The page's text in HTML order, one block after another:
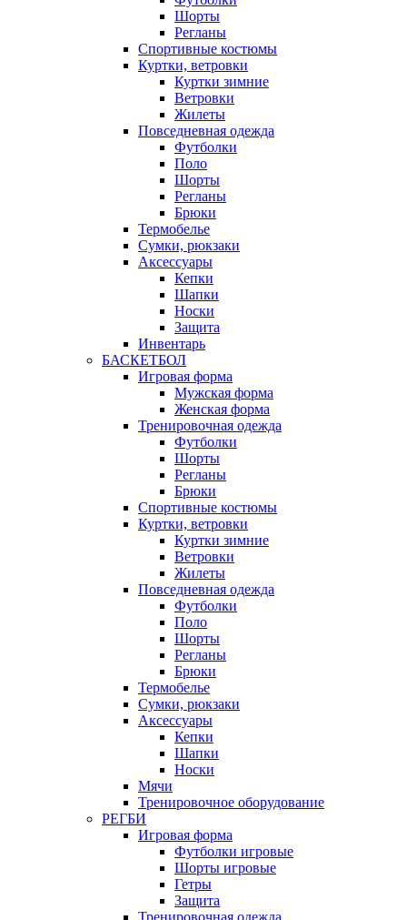
Шорты
Регланы
Спортивные костюмы
Куртки, ветровки
Куртки зимние
Ветровки
Жилеты
Повседневная одежда
Футболки
Поло
Шорты
Регланы
Брюки
Термобелье
Сумки, рюкзаки
Аксессуары
Кепки
Шапки
Носки
Защита
Инвентарь
БАСКЕТБОЛ
Игровая форма
Мужская форма
Женская форма
Тренировочная одежда
Футболки
Шорты
Регланы
Брюки
Спортивные костюмы
Куртки, ветровки
Куртки зимние
Ветровки
Жилеты
Повседневная одежда
Футболки
Поло
Шорты
Регланы
Брюки
Термобелье
Сумки, рюкзаки
Аксессуары
Кепки
Шапки
Носки
Мячи
Тренировочное оборудование
РЕГБИ
Игровая форма
Футболки игровые
Шорты игровые
Гетры
Защита